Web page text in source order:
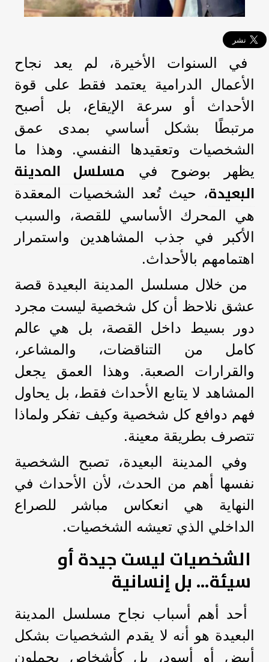
في السنوات الأخيرة، لم يعد نجاح
الأعمال الدرامية يعتمد فقط على قوة
الأحداث أو سرعة الإيقاع، بل أصبح
مرتبطًا بشكل أساسي بمدى عمق
الشخصيات وتعقيدها النفسي. وهذا ما
يظهر بوضوح في مسلسل المدينة
البعيدة، حيث تُعد الشخصيات المعقدة
هي المحرك الأساسي للقصة، والسبب
الأكبر في جذب المشاهدين واستمرار
اهتمامهم بالأحداث.
من خلال مسلسل المدينة البعيدة قصة
عشق نلاحظ أن كل شخصية ليست مجرد
دور بسيط داخل القصة، بل هي عالم
كامل من التناقضات، والمشاعر،
والقرارات الصعبة. وهذا العمق يجعل
المشاهد لا يتابع الأحداث فقط، بل يحاول
فهم دوافع كل شخصية وكيف تفكر ولماذا
تتصرف بطريقة معينة.
وفي المدينة البعيدة، تصبح الشخصية
نفسها أهم من الحدث، لأن الأحداث في
النهاية هي انعكاس مباشر للصراع
الداخلي الذي تعيشه الشخصيات.
الشخصيات ليست جيدة أو
سيئة… بل إنسانية
أحد أهم أسباب نجاح مسلسل المدينة
البعيدة هو أنه لا يقدم الشخصيات بشكل
أبيض أو أسود، بل كأشخاص يحملون